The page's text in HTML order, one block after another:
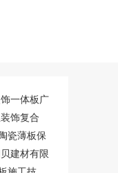
一体板广
饰复合
瓷薄板保
建材有限